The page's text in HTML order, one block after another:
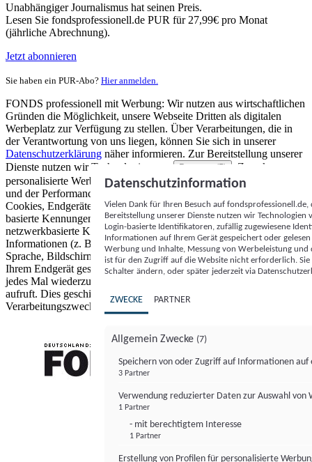
Unabhängiger Journalismus hat seinen Preis.
Lesen Sie fondsprofessionell.de PUR für 27,99€ pro Monat
(jährliche Abrechnung).
Jetzt abonnieren
Sie haben ein PUR-Abo? Hier anmelden.
FONDS professionell mit Werbung: Wir nutzen aus wirtschaftlichen
Gründen die Möglichkeit, unsere Webseite Dritten als digitalen
Werbeplatz zur Verfügung zu stellen. Über Verarbeitungen, die in
der Verantwortung von uns liegen, können Sie sich in unserer
Datenschutzerklärung näher informieren. Zur Bereitstellung unserer
Dienste nutzen wir Technologien von
Partnern (5)
. Zwecke:
personalisierte Werbung und Inhalte, Messung von Werbeleistung
und der Performance von Inhalten sowie Zielgruppenforschung.
Cookies, Endgeräte- oder ähnliche Online-Kennungen (z. B. login-
basierte Kennungen, zufällig generierte Kennungen,
netzwerkbasierte Kennungen) können zusammen mit anderen
Informationen (z. B. Browsertyp und Browserinformationen,
Sprache, Bildschirmgröße, unterstützte Technologien usw.) auf
Ihrem Endgerät gespeichert oder von dort ausgelesen werden, um es
jedes Mal wiederzuerkennen, wenn es eine App oder einer Webseite
aufruft. Dies geschieht für einen oder mehrere der hier aufgeführten
Verarbeitungszwecke.
Datenschutzinformation
Vielen Dank für Ihren Besuch auf
Bereitstellung unserer Dienste nutzen wir Technologien
Login-basierte Identifikatoren, zufällig zugewiesene
Informationen auf Ihrem Gerät gespeichert oder
Werbung und Inhalte, Messung von Werbeleistung
ist für den Zugriff auf die Website nicht erforderlich.
Schalter ändern, oder später jederzeit via
ZWECKE PARTNER
Allgemein Zwecke (7)
Speichern von oder Zugriff auf Informationen auf
3 Partner
Verwendung reduzierter Daten zur Auswahl von
1 Partner
- mit berechtigtem Interesse
1 Partner
Erstellung von Profilen für personalisierte
FONDS professionell